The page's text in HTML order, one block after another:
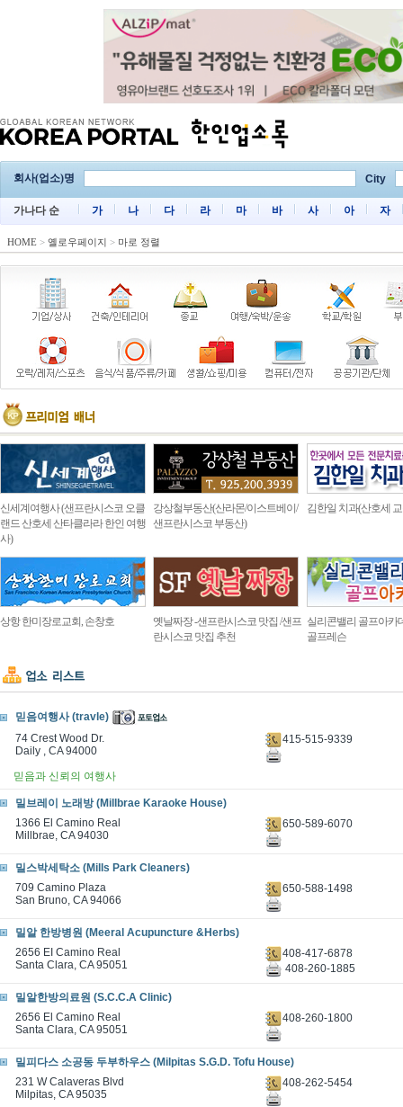
회사(업소)명 City
가나다 순 가 나 다 라 마 바 사 아 자
HOME > 옐로우페이지 > 마로 정렬
신세계여행사 (샌프란시스코 오클
랜드 산호세 산타클라라 한인 여행
사)
강상철부동산(산라몬/이스트베이/
샌프란시스코 부동산)
김한일 치과(산호세
상항 한미장로교회, 손창호
옛날짜장 -샌프란시스코 맛집 /샌프
란시스코 맛집 추천
실리콘밸리 골프아카
골프레슨
믿음여행사 (travle)
74 Crest Wood Dr.
Daily , CA 94000
415-515-9339
믿음과 신뢰의 여행사
밀브레이 노래방 (Millbrae Karaoke House)
1366 El Camino Real
Millbrae, CA 94030
650-589-6070
밀스박세탁소 (Mills Park Cleaners)
709 Camino Plaza
San Bruno, CA 94066
650-588-1498
밀알 한방병원 (Meeral Acupuncture &Herbs)
2656 EI Camino Real
Santa Clara, CA 95051
408-417-6878
408-260-1885
밀알한방의료원 (S.C.C.A Clinic)
2656 El Camino Real
Santa Clara, CA 95051
408-260-1800
밀피다스 소공동 두부하우스 (Milpitas S.G.D. Tofu House)
231 W Calaveras Blvd
Milpitas, CA 95035
408-262-5454